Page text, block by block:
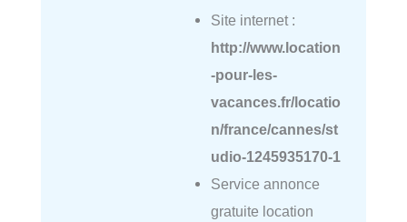
Site internet :
http://www.location
-pour-les-
vacances.fr/locatio
n/france/cannes/st
udio-1245935170-1
Service annonce
gratuite location